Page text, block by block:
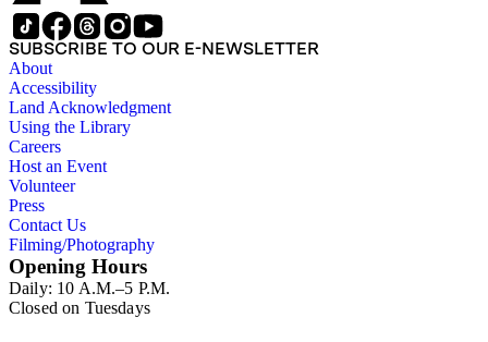
SUBSCRIBE TO OUR E-NEWSLETTER
About
Accessibility
Land Acknowledgment
Using the Library
Careers
Host an Event
Volunteer
Press
Contact Us
Filming/Photography
Opening Hours
Daily: 10 A.M.–5 P.M.
Closed on Tuesdays